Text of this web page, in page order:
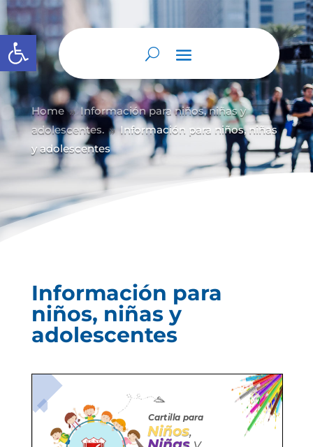
Abrir barra de herramientas
Home 9 Información para niños, niñas y
adolescentes. 9 Información para niños, niñas
y adolescentes
Información para
niños, niñas y
adolescentes